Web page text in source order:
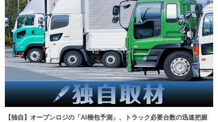
【独自】オープンロジの「AI梱包予測」、トラック必要台数の迅速把握